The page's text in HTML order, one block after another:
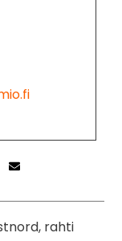
rahti